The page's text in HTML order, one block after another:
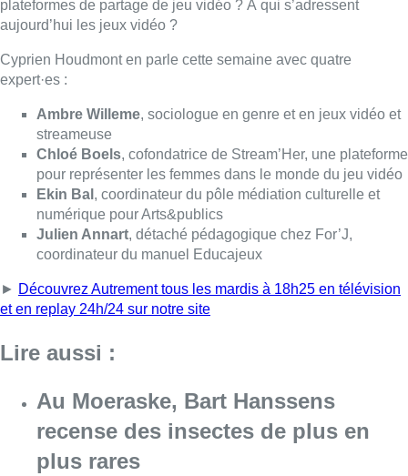
coordinateur du manuel Educajeux
et en replay 24h/24 sur notre site
Lire aussi :
Au Moeraske, Bart Hanssens
recense des insectes de plus en
plus rares